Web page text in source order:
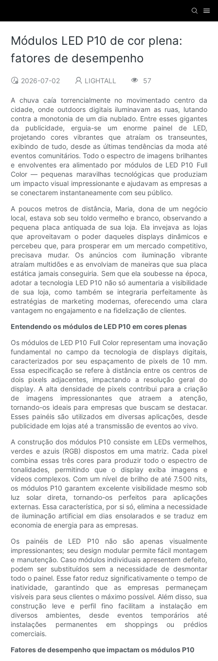
Módulos LED P10 de cor plena:
fatores de desempenho
2026-07-02 LIGHTALL 57
A chuva caía torrencialmente no movimentado centro da
cidade, onde outdoors digitais iluminavam as ruas, lutando
contra a monotonia de um dia nublado. Entre esses gigantes
da publicidade, erguia-se um enorme painel de LED,
projetando cores vibrantes que atraíam os transeuntes,
exibindo de tudo, desde as últimas tendências da moda até
eventos comunitários. Todo o espectro de imagens brilhantes
e envolventes era alimentado por módulos de LED P10 Full
Color — pequenas maravilhas tecnológicas que produziam
um impacto visual impressionante e ajudavam as empresas a
se conectarem instantaneamente com seu público.
A poucos metros de distância, Maria, dona de um negócio
local, estava sob seu toldo vermelho e branco, observando a
pequena placa antiquada de sua loja. Ela invejava as lojas
que aproveitavam o poder daqueles displays dinâmicos e
percebeu que, para prosperar em um mercado competitivo,
precisava mudar. Os anúncios com iluminação vibrante
atraíam multidões e as envolviam de maneiras que sua placa
estática jamais conseguiria. Sem que ela soubesse na época,
adotar a tecnologia LED P10 não só aumentaria a visibilidade
de sua loja, como também se integraria perfeitamente às
estratégias de marketing modernas, oferecendo uma clara
vantagem no engajamento e na fidelização de clientes.
Entendendo os módulos de LED P10 em cores plenas
Os módulos de LED P10 Full Color representam uma inovação
fundamental no campo da tecnologia de displays digitais,
caracterizados por seu espaçamento de pixels de 10 mm.
Essa especificação se refere à distância entre os centros de
dois pixels adjacentes, impactando a resolução geral do
display. A alta densidade de pixels contribui para a criação
de imagens impressionantes que atraem a atenção,
tornando-os ideais para empresas que buscam se destacar.
Esses painéis são utilizados em diversas aplicações, desde
publicidade em lojas até a transmissão de eventos ao vivo.
A construção dos módulos P10 consiste em LEDs vermelhos,
verdes e azuis (RGB) dispostos em uma matriz. Cada pixel
combina essas três cores para produzir todo o espectro de
tonalidades, permitindo que o display exiba imagens e
vídeos complexos. Com um nível de brilho de até 7.500 nits,
os módulos P10 garantem excelente visibilidade mesmo sob
luz solar direta, tornando-os perfeitos para aplicações
externas. Essa característica, por si só, elimina a necessidade
de iluminação artificial em dias ensolarados e se traduz em
economia de energia para as empresas.
Os painéis de LED P10 não são apenas visualmente
impressionantes; seu design modular permite fácil montagem
e manutenção. Caso módulos individuais apresentem defeito,
podem ser substituídos sem a necessidade de desmontar
todo o painel. Esse fator reduz significativamente o tempo de
inatividade, garantindo que as empresas permaneçam
visíveis para seus clientes o máximo possível. Além disso, sua
construção leve e perfil fino facilitam a instalação em
diversos ambientes, desde eventos temporários até
instalações permanentes em shoppings ou prédios
comerciais.
Fatores de desempenho que impactam os módulos P10